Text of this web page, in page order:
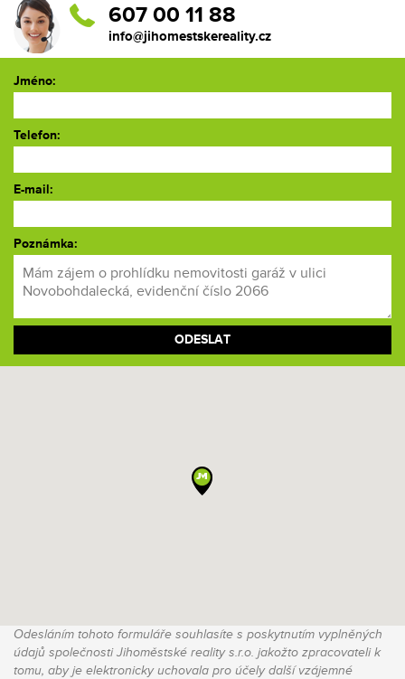
607 00 11 88
info@jihomestskereality.cz
Jméno:
Telefon:
E-mail:
Poznámka:
Odesláním tohoto formuláře souhlasíte s poskytnutím vyplněných
údajů společnosti Jihoměstské reality s.r.o. jakožto zpracovateli k
tomu, aby je elektronicky uchovala pro účely další vzájemné